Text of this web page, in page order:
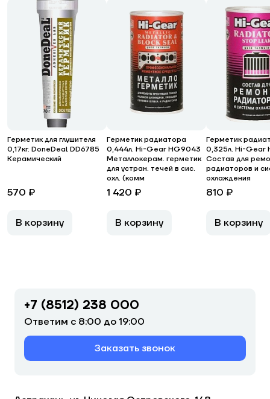
Герметик для глушителя
0,17кг. DoneDeal DD6785
Керамический
570 ₽
В корзину
Герметик радиатора
0,444л. Hi-Gear HG9043
Металлокерам. герметик
для устран. течей в сис.
охл. (комм
1 420 ₽
В корзину
Герметик
0,325л. Hi-Gear
Состав для
радиаторов и
охлаждения
810 ₽
В корзину
+7 (8512) 238 000
Ответим с 8:00 до 19:00
Заказать звонок